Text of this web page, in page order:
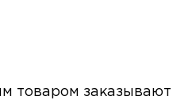
товаром заказывают